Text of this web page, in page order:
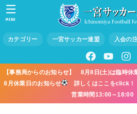
カテゴリー 一宮サッカー連盟 入会の
MENU
【事務局からのお知らせ】 8月8日(土)は臨時休
8月休業日のお知らせ
詳しくはここを
営業時間13:00～